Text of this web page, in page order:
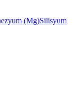
(Mg)Silisyum